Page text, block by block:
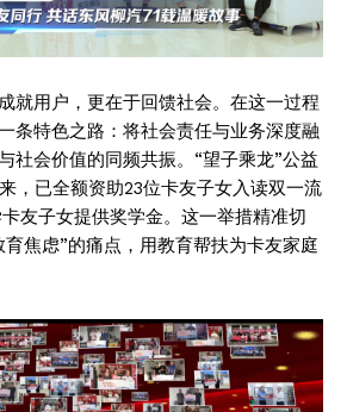
就用户，更在于回馈社会。在这一过程
条特色之路：将社会责任与业务深度融
社会价值的同频共振。“望子乘龙”公益
，已全额资助23位卡友子女入读双一流
友子女提供奖学金。这一举措精准切
育焦虑”的痛点，用教育帮扶为卡友家庭